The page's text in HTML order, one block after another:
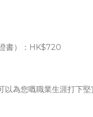
書）：HK$720
以為您嘅職業生涯打下堅